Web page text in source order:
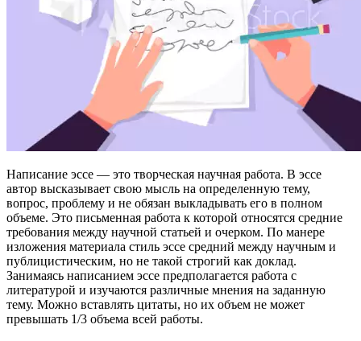
Написание эссе — это творческая научная работа. В эссе
автор высказывает свою мысль на определенную тему,
вопрос, проблему и не обязан выкладывать его в полном
объеме. Это письменная работа к которой относятся средние
требования между научной статьей и очерком. По манере
изложения материала стиль эссе средний между научным и
публицистическим, но не такой строгий как доклад.
Занимаясь написанием эссе предполагается работа с
литературой и изучаются различные мнения на заданную
тему. Можно вставлять цитаты, но их объем не может
превышать 1/3 объема всей работы.